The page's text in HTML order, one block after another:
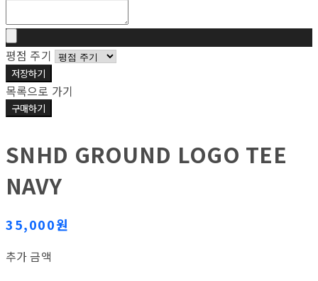
평점 주기
저장하기
목록으로 가기
구매하기
SNHD GROUND LOGO TEE
NAVY
35,000원
추가 금액